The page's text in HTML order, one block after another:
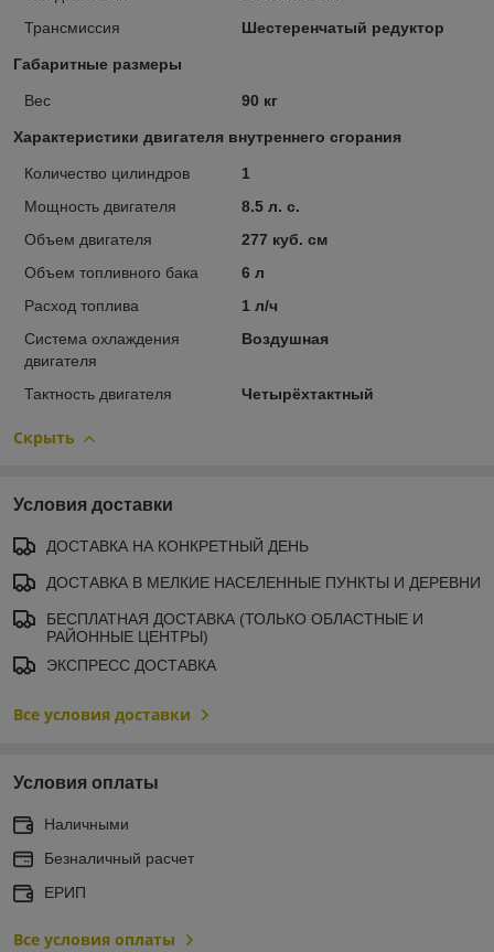
Трансмиссия
Шестеренчатый редуктор
Габаритные размеры
Вес 90 кг
Характеристики двигателя внутреннего сгорания
Количество цилиндров
1
Мощность двигателя
8.5 л. с.
Объем двигателя
277 куб. см
Объем топливного бака
6 л
Расход топлива
1 л/ч
Система охлаждения
двигателя
Воздушная
Тактность двигателя Четырёхтактный
Скрыть
Условия доставки
ДОСТАВКА НА КОНКРЕТНЫЙ ДЕНЬ
ДОСТАВКА В МЕЛКИЕ НАСЕЛЕННЫЕ ПУНКТЫ И ДЕРЕВНИ
БЕСПЛАТНАЯ ДОСТАВКА (ТОЛЬКО ОБЛАСТНЫЕ И
РАЙОННЫЕ ЦЕНТРЫ)
ЭКСПРЕСС ДОСТАВКА
Все условия доставки
Условия оплаты
Наличными
Безналичный расчет
ЕРИП
Все условия оплаты